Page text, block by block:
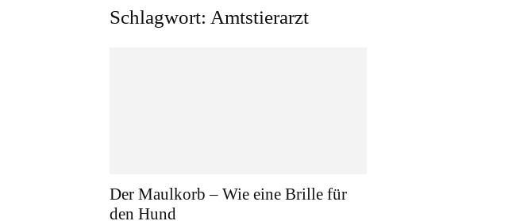
Schlagwort: Amtstierarzt
Der Maulkorb – Wie eine Brille für
den Hund